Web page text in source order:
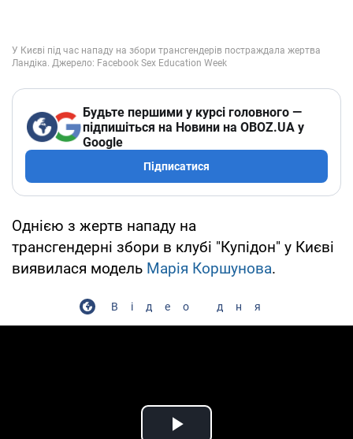
Будьте першими у курсі головного —
підпишіться на Новини на OBOZ.UA у
Google
Підписатися
Однією з жертв нападу на
трансгендерні збори в клубі "Купідон" у Києві
виявилася модель Марія Коршунова.
Відео дня